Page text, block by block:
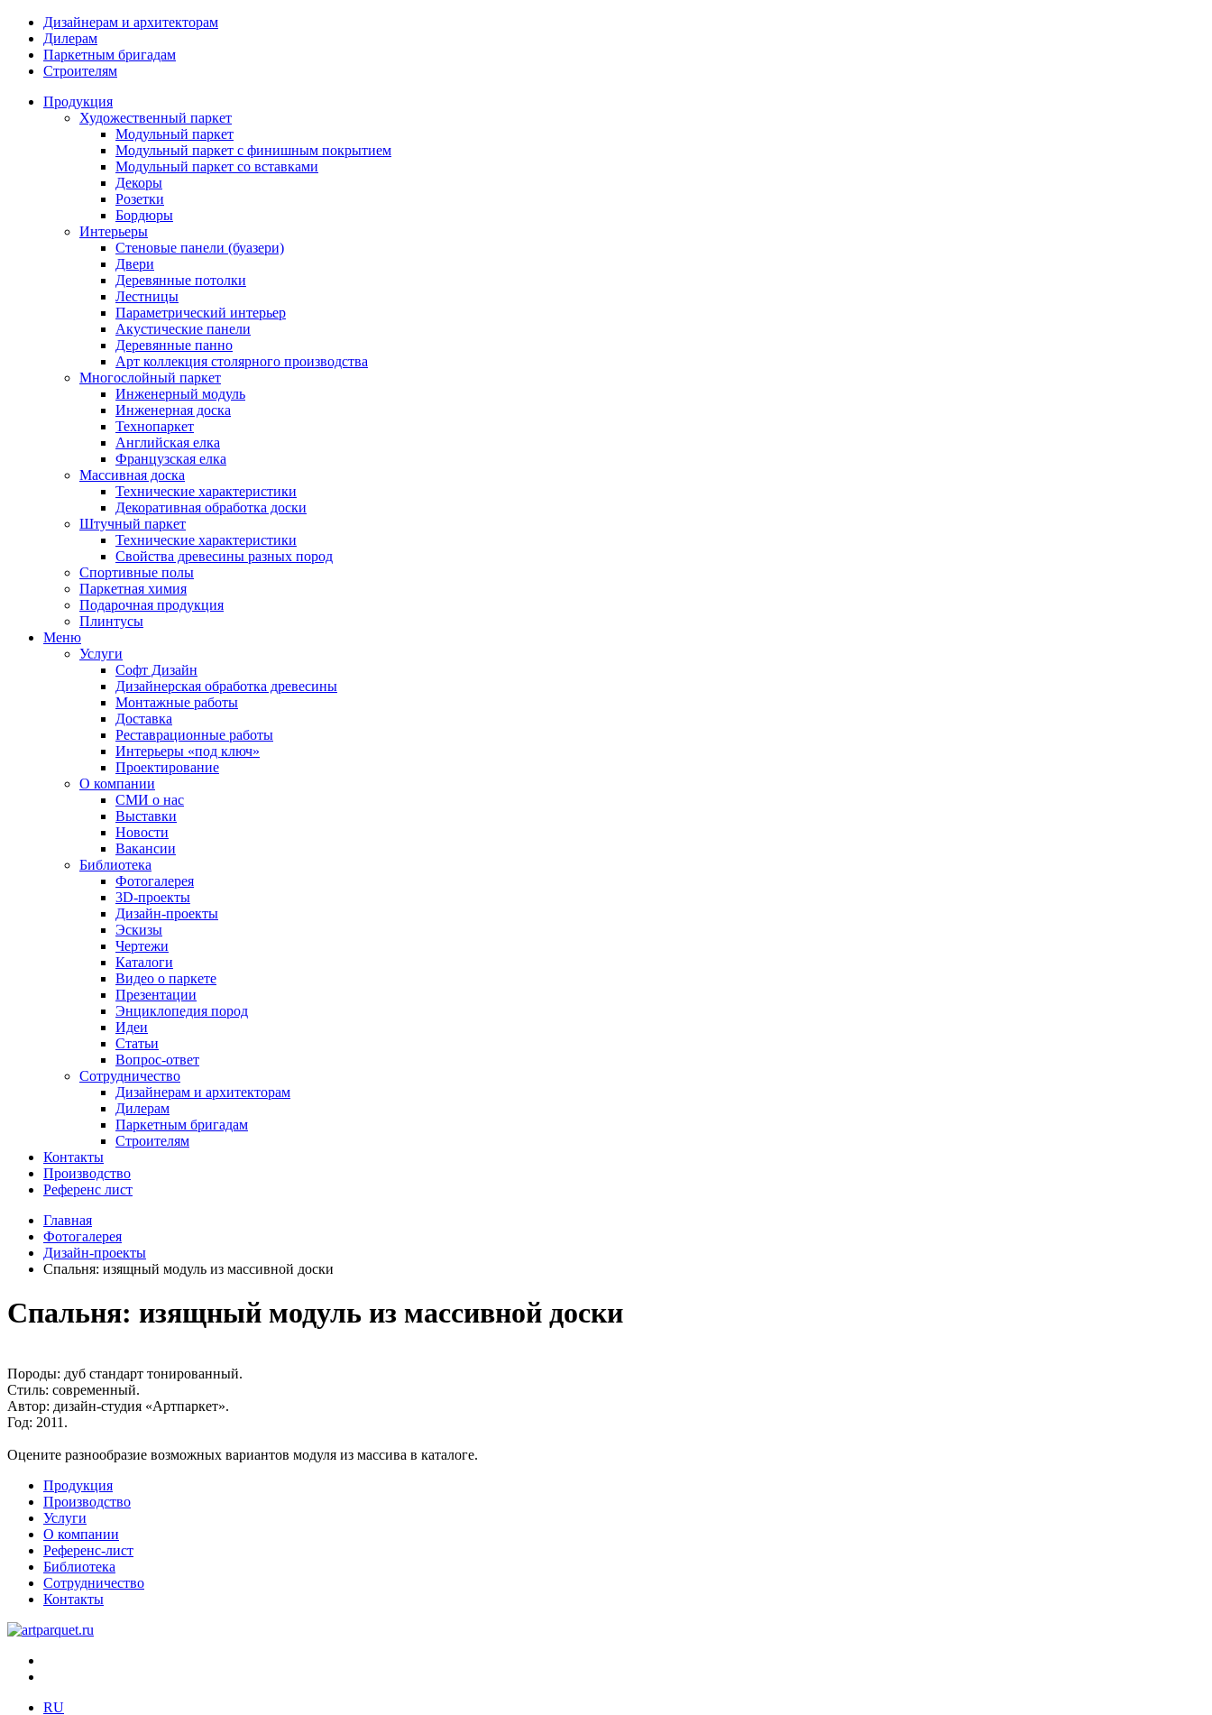
Дизайнерам и архитекторам
Дилерам
Паркетным бригадам
Строителям
Продукция
Художественный паркет
Модульный паркет
Модульный паркет с финишным покрытием
Модульный паркет со вставками
Декоры
Розетки
Бордюры
Интерьеры
Стеновые панели (буазери)
Двери
Деревянные потолки
Лестницы
Параметрический интерьер
Акустические панели
Деревянные панно
Арт коллекция столярного производства
Многослойный паркет
Инженерный модуль
Инженерная доска
Технопаркет
Английская елка
Французская елка
Массивная доска
Технические характеристики
Декоративная обработка доски
Штучный паркет
Технические характеристики
Свойства древесины разных пород
Спортивные полы
Паркетная химия
Подарочная продукция
Плинтусы
Меню
Услуги
Софт Дизайн
Дизайнерская обработка древесины
Монтажные работы
Доставка
Реставрационные работы
Интерьеры «под ключ»
Проектирование
О компании
СМИ о нас
Выставки
Новости
Вакансии
Библиотека
Фотогалерея
3D-проекты
Дизайн-проекты
Эскизы
Чертежи
Каталоги
Видео о паркете
Презентации
Энциклопедия пород
Идеи
Статьи
Вопрос-ответ
Сотрудничество
Дизайнерам и архитекторам
Дилерам
Паркетным бригадам
Строителям
Контакты
Производство
Референс лист
Главная
Фотогалерея
Дизайн-проекты
Спальня: изящный модуль из массивной доски
Спальня: изящный модуль из массивной доски
Породы: дуб стандарт тонированный.
Стиль: современный.
Автор: дизайн-студия «Артпаркет».
Год: 2011.
Оцените разнообразие возможных вариантов модуля из массива в каталоге.
Продукция
Производство
Услуги
О компании
Референс-лист
Библиотека
Сотрудничество
Контакты
RU